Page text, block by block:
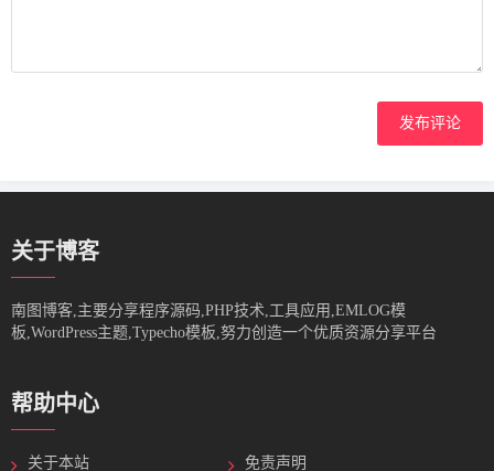
发布评论
关于博客
南图博客,主要分享程序源码,PHP技术,工具应用,EMLOG模
板,WordPress主题,Typecho模板,努力创造一个优质资源分享平台
帮助中心
关于本站
免责声明